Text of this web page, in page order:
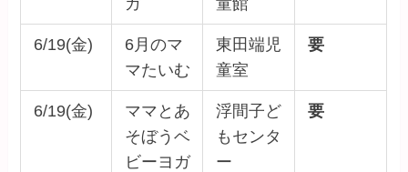
6/19(金)
6月のマ
マたいむ
東田端児
童室
要
6/19(金)
ママとあ
そぼうベ
ビーヨガ
浮間子ど
もセンタ
ー
要